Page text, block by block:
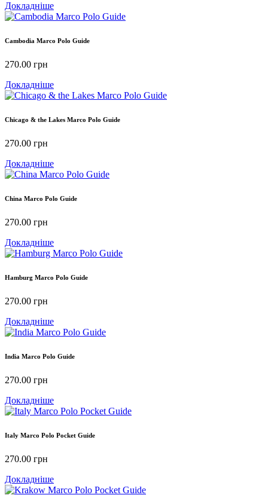
Докладніше
Cambodia Marco Polo Guide
270.00 грн
Докладніше
Chicago & the Lakes Marco Polo Guide
270.00 грн
Докладніше
China Marco Polo Guide
270.00 грн
Докладніше
Hamburg Marco Polo Guide
270.00 грн
Докладніше
India Marco Polo Guide
270.00 грн
Докладніше
Italy Marco Polo Pocket Guide
270.00 грн
Докладніше